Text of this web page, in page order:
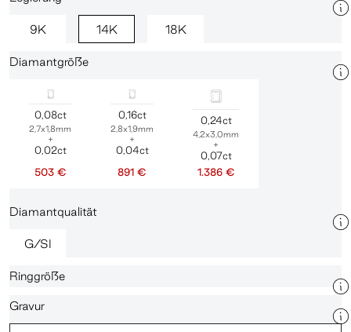
9K 14K 18K
Diamantgröße
0,08ct
2,7x1,8mm
+
0,02ct
503 €
0,16ct
2,8x1,9mm
+
0,04ct
891 €
0,24ct
4,2x3,0mm
+
0,07ct
1.386 €
Diamantqualität
G/SI
Ringgröße
Gravur